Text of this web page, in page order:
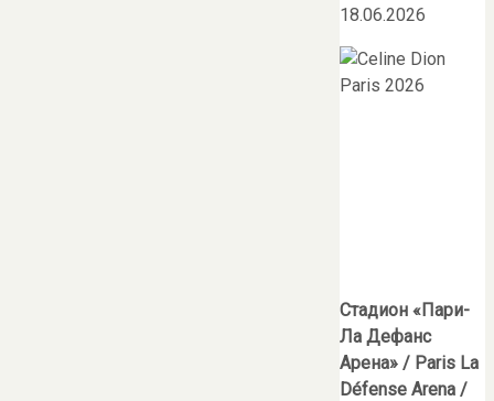
18.06.2026
Стадион «Пари-
Ла Дефанс
Арена» / Paris La
Défense Arena /